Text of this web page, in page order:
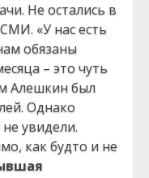
Не остались в
«У нас есть
обязаны
– это чуть
Алешкин был
Однако
увидели.
как будто и не